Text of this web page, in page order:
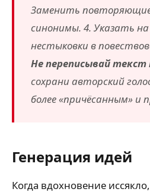
Заменить
синонимы. 4. Указать на
нестыковки в
Не переписывай
сохрани авторский
более «причёсанным» и
Генерация идей
Когда вдохновение